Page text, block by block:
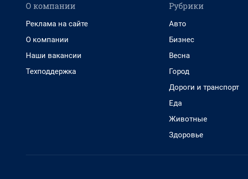
О компании
Реклама на сайте
О компании
Наши вакансии
Техподдержка
Рубрики
Авто
Бизнес
Весна
Город
Дороги и транспорт
Еда
Животные
Здоровье